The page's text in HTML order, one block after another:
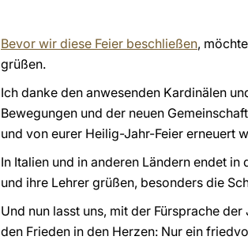
Bevor wir diese Feier beschließen,
grüßen.
Ich danke den anwesenden Kardinälen
Bewegungen und der neuen
und von eurer Heilig-Jahr-Feier erneuert
In Italien und in anderen Ländern endet
und ihre Lehrer grüßen, besonders die
Und nun lasst uns, mit der Fürsprache
den Frieden in den Herzen: Nur ein